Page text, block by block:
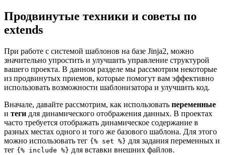
Продвинутые техники и советы по
extends
При работе с системой шаблонов на базе Jinja2, можно
значительно упростить и улучшить управление структурой
вашего проекта. В данном разделе мы рассмотрим некоторые
из продвинутых приемов, которые помогут вам эффективно
использовать возможности шаблонизатора и улучшить код.
Вначале, давайте рассмотрим, как использовать переменные
и теги для динамического отображения данных. В проектах
часто требуется отображать динамическое содержание в
разных местах одного и того же базового шаблона. Для этого
можно использовать тег {% set %} для задания переменных и
тег {% include %} для вставки внешних файлов.